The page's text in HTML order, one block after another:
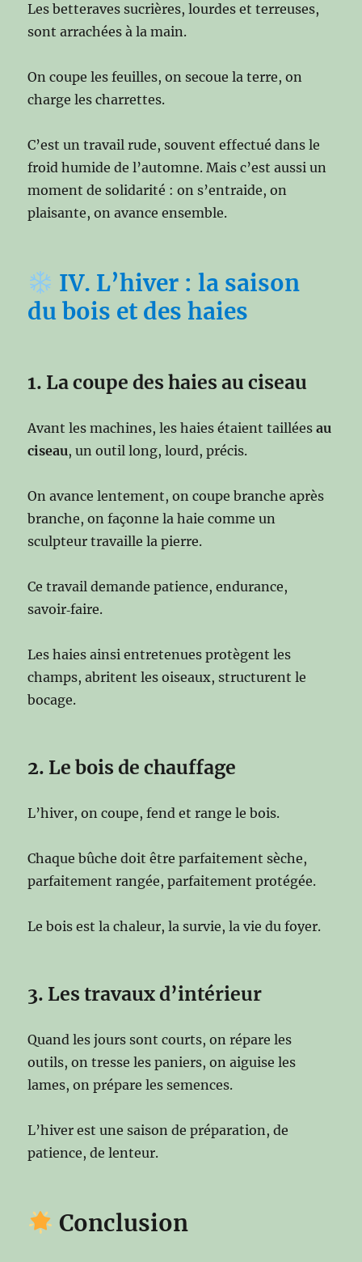
Les betteraves sucrières, lourdes et terreuses,
sont arrachées à la main.
On coupe les feuilles, on secoue la terre, on
charge les charrettes.
C’est un travail rude, souvent effectué dans le
froid humide de l’automne. Mais c’est aussi un
moment de solidarité : on s’entraide, on
plaisante, on avance ensemble.
IV. L’hiver : la saison
du bois et des haies
1. La coupe des haies au ciseau
Avant les machines, les haies étaient tailléesau
ciseau, un outil long, lourd, précis.
On avance lentement, on coupe branche après
branche, on façonne la haie comme un
sculpteur travaille la pierre.
Ce travail demande patience, endurance,
savoir‑faire.
Les haies ainsi entretenues protègent les
champs, abritent les oiseaux, structurent le
bocage.
2. Le bois de chauffage
L’hiver, on coupe, fend et range le bois.
Chaque bûche doit être parfaitement sèche,
parfaitement rangée, parfaitement protégée.
Le bois est la chaleur, la survie, la vie du foyer.
3. Les travaux d’intérieur
Quand les jours sont courts, on répare les
outils, on tresse les paniers, on aiguise les
lames, on prépare les semences.
L’hiver est une saison de préparation, de
patience, de lenteur.
Conclusion